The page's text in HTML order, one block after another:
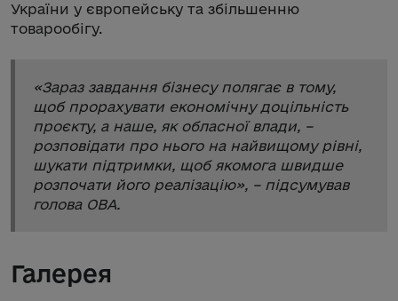
України у європейську та збільшенню
товарообігу.
«Зараз завдання бізнесу полягає в тому,
щоб прорахувати економічну доцільність
проєкту, а наше, як обласної влади, –
розповідати про нього на найвищому рівні,
шукати підтримки, щоб якомога швидше
розпочати його реалізацію», – підсумував
голова ОВА.
Галерея